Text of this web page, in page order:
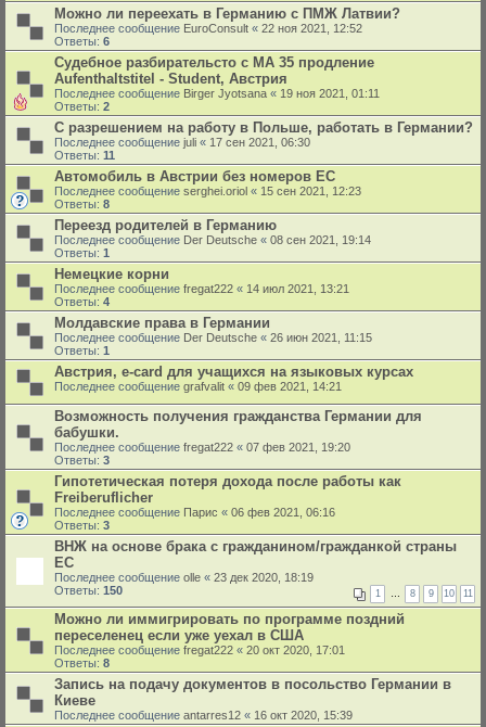
Можно ли переехать в Германию с ПМЖ Латвии?
Последнее сообщение EuroConsult « 22 ноя 2021, 12:52
Ответы: 6
Судебное разбирательсто с MA 35 продление
Aufenthaltstitel - Student, Австрия
Последнее сообщение Birger Jyotsana « 19 ноя 2021, 01:11
Ответы: 2
С разрешением на работу в Польше, работать в Германии?
Последнее сообщение juli « 17 сен 2021, 06:30
Ответы: 11
Автомобиль в Австрии без номеров ЕС
Последнее сообщение serghei.oriol « 15 сен 2021, 12:23
Ответы: 8
Переезд родителей в Германию
Последнее сообщение Der Deutsche « 08 сен 2021, 19:14
Ответы: 1
Немецкие корни
Последнее сообщение fregat222 « 14 июл 2021, 13:21
Ответы: 4
Молдавские права в Германии
Последнее сообщение Der Deutsche « 26 июн 2021, 11:15
Ответы: 1
Австрия, e-card для учащихся на языковых курсах
Последнее сообщение grafvalit « 09 фев 2021, 14:21
Возможность получения гражданства Германии для
бабушки.
Последнее сообщение fregat222 « 07 фев 2021, 19:20
Ответы: 3
Гипотетическая потеря дохода после работы как
Freiberuflicher
Последнее сообщение Парис « 06 фев 2021, 06:16
Ответы: 3
ВНЖ на основе брака с гражданином/гражданкой страны
ЕС
Последнее сообщение olle « 23 дек 2020, 18:19
Ответы: 150 1 … 8 9 10 11
Можно ли иммигрировать по программе поздний
переселенец если уже уехал в США
Последнее сообщение fregat222 « 20 окт 2020, 17:01
Ответы: 8
Запись на подачу документов в посольство Германии в
Киеве
Последнее сообщение antarres12 « 16 окт 2020, 15:39